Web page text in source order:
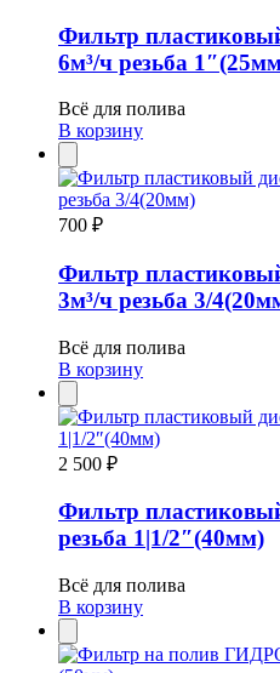
Фильтр
6м³/ч резьба
Всё для полива
В корзину
700 ₽
Фильтр
3м³/ч резьба 3/
Всё для полива
В корзину
2 500 ₽
Фильтр
резьба 1|1/2″(40мм)
Всё для полива
В корзину